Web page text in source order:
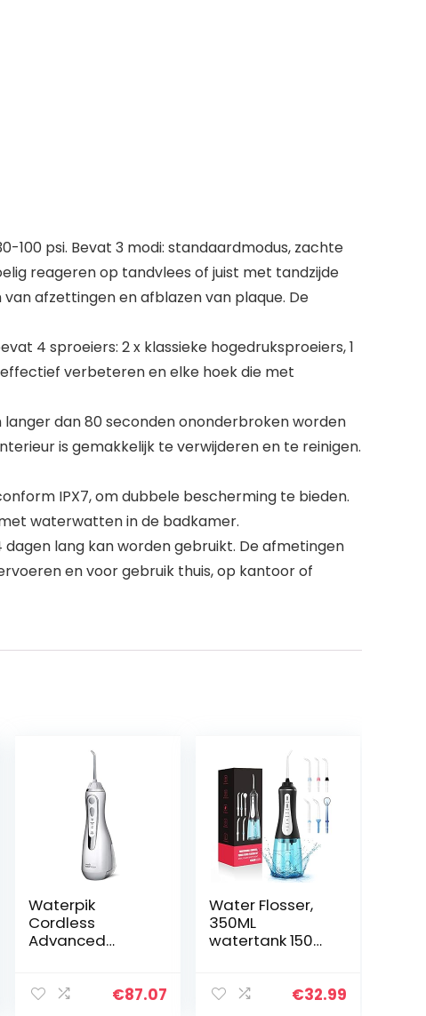
100 psi. Bevat 3 modi: standaardmodus, zachte
reageren op tandvlees of juist met tandzijde
afzettingen en afblazen van plaque. De
4 sproeiers: 2 x klassieke hogedruksproeiers, 1
verbeteren en elke hoek die met
dan 80 seconden ononderbroken worden
is gemakkelijk te verwijderen en te reinigen.
IPX7, om dubbele bescherming te bieden.
waterwatten in de badkamer.
dagen lang kan worden gebruikt. De afmetingen
en voor gebruik thuis, op kantoor of
Waterpik
Cordless
Advanced
Drukinstellingen,
€87.07
Water Flosser,
350ML
watertank 150
Elektrisch met 5
€32.99